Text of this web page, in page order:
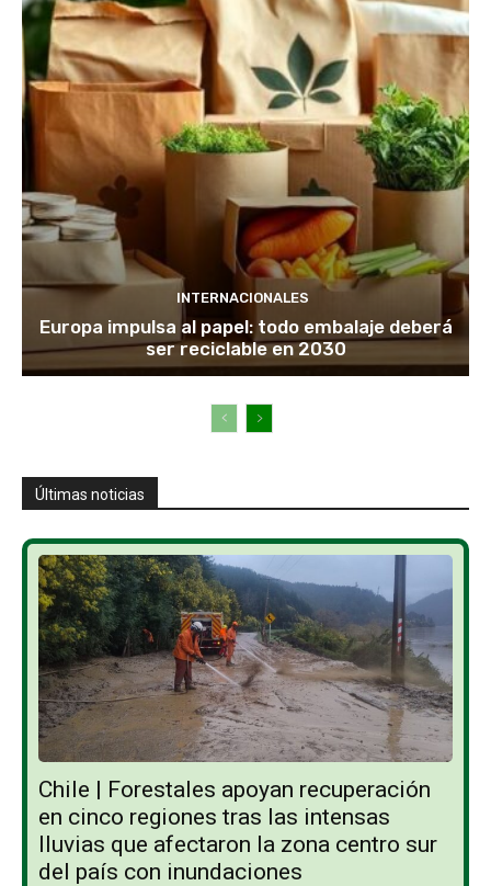
INTERNACIONALES
Europa impulsa al papel: todo embalaje deberá
ser reciclable en 2030
Últimas noticias
Chile | Forestales apoyan recuperación
en cinco regiones tras las intensas
lluvias que afectaron la zona centro sur
del país con inundaciones